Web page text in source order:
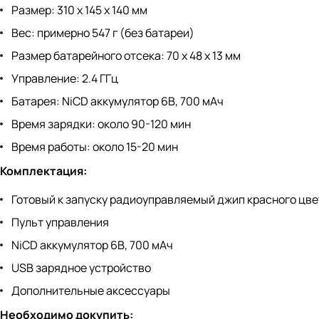
Размер: 310 х 145 х 140 мм
Вес: примерно 547 г (без батареи)
Размер батарейного отсека: 70 х 48 х 13 мм
Управление: 2.4 ГГц
Батарея: NiCD аккумулятор 6В, 700 мАч
Время зарядки: около 90-120 мин
Время работы: около 15-20 мин
Комплектация:
Готовый к запуску радиоуправляемый джип красного
Пульт управления
NiCD аккумулятор 6В, 700 мАч
USB зарядное устройство
Дополнительные аксессуары
Необходимо докупить: